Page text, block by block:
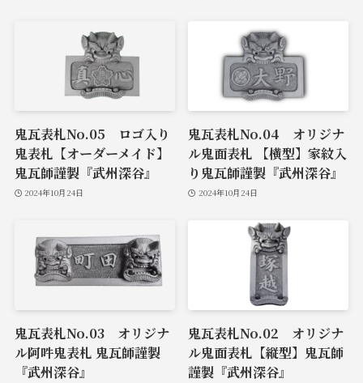
鬼瓦表札No.05 ロゴ入り
鬼表札【オーダーメイド】
鬼瓦師謹製『武州深谷』
2024年10月24日
鬼瓦表札No.04 オリジナ
ル鬼面表札 【横型】家紋入
り鬼瓦師謹製『武州深谷』
2024年10月24日
鬼瓦表札No.03 オリジナ
ル阿吽鬼表札 鬼瓦師謹製
『武州深谷』
鬼瓦表札No.02 オリジナ
ル鬼面表札【縦型】鬼瓦師
謹製『武州深谷』